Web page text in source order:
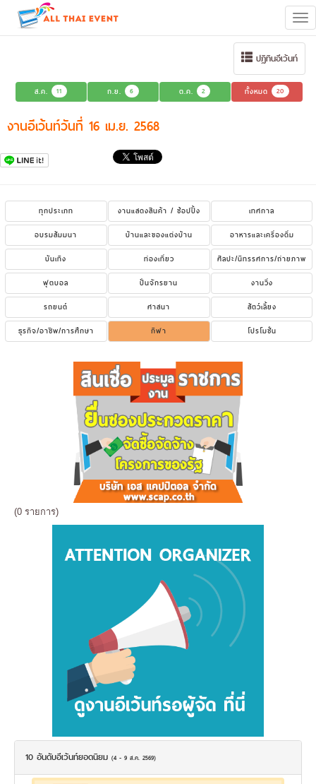
ปฏิทินอีเว้นท์
ส.ค. 11 ก.ย. 6 ต.ค. 2 ทั้งหมด 20
งานอีเว้นท์วันที่ 16 เม.ย. 2568
ทุกประเภท งานแสดงสินค้า / ช้อปปิ้ง
เทศกาล
อบรมสัมมนา
บ้านและของแต่งบ้าน
อาหารและเครื่องดื่ม
บันเทิง
ท่องเที่ยว
ศิลปะ/นิทรรศการ/ถ่ายภาพ
ฟุตบอล
ปั่นจักรยาน
งานวิ่ง
รถยนต์
ศาสนา
สัตว์เลี้ยง
ธุรกิจ/อาชีพ/การศึกษา
กีฬา โปรโมชั่น
(0 รายการ)
10 อันดับอีเว้นท์ยอดนิยม (4 - 9 ส.ค. 2569)